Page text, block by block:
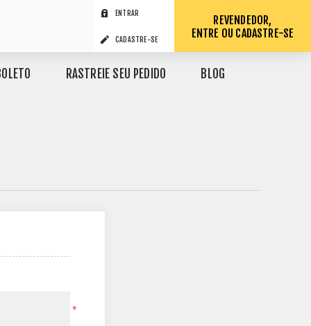
ENTRAR
CADASTRE-SE
REVENDEDOR,
ENTRE OU CADASTRE-SE
RASTREIE SEU PEDIDO BLOG
*